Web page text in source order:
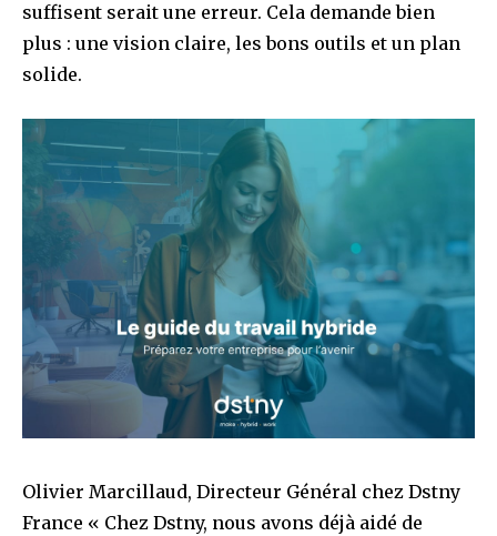
suffisent serait une erreur. Cela demande bien
plus : une vision claire, les bons outils et un plan
solide.
Olivier Marcillaud, Directeur Général chez Dstny
France « Chez Dstny, nous avons déjà aidé de